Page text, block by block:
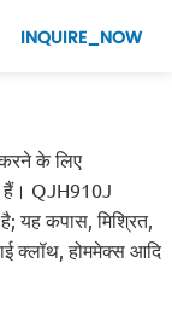
INQUIRE_NOW
के लिए
हैं। QJH910J
यह कपास, मिश्रित,
क्लॉथ, होममेक्स आदि